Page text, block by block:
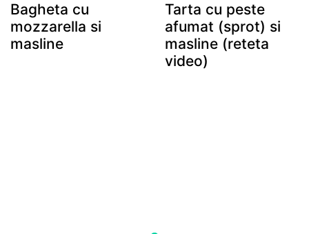
Bagheta cu
mozzarella si
masline
Tarta cu peste
afumat (sprot) si
masline (reteta
video)